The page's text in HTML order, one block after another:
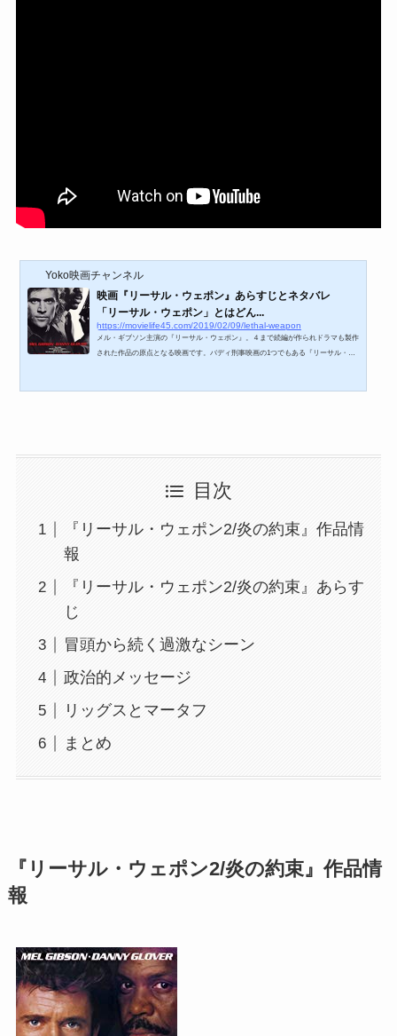
Yoko映画チャンネル
映画『リーサル・ウェポン』あらすじとネタバレ
「リーサル・ウェポン」とはどん...
https://movielife45.com/2019/02/09/lethal-weapon
メル・ギブソン主演の『リーサル・ウェポン』。４まで続編が作られドラマも製作
された作品の原点となる映画です。バディ刑事映画の1つでもある『リーサル・ウ
目次
『リーサル・ウェポン2/炎の約束』作品情
報
『リーサル・ウェポン2/炎の約束』あらす
じ
冒頭から続く過激なシーン
政治的メッセージ
リッグスとマータフ
まとめ
『リーサル・ウェポン2/炎の約束』作品情
報